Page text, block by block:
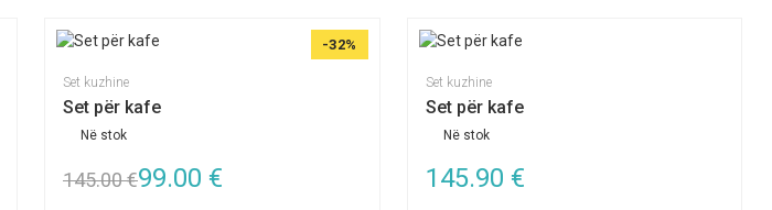
-32%
Set kuzhine
Set për kafe
Në stok
145.00€99.00 €
Set kuzhine
Set për kafe
Në stok
145.90 €